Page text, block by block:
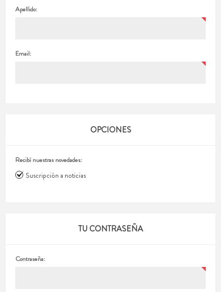
Apellido:
Email:
OPCIONES
Recibí nuestras novedades:
Suscripción a noticias
TU CONTRASEÑA
Contraseña: